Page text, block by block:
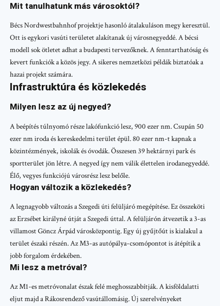
Mit tanulhatunk más városoktól?
Bécs Nordwestbahnhof projektje hasonló átalakuláson megy keresztül.
Ott is egykori vasúti területet alakítanak új városnegyeddé. A bécsi
modell sok ötletet adhat a budapesti tervezőknek. A fenntarthatóság és
kevert funkciók a közös jegy. A sikeres nemzetközi példák biztatóak a
hazai projekt számára.
Infrastruktúra és közlekedés
Milyen lesz az új negyed?
A beépítés túlnyomó része lakófunkció lesz, 900 ezer nm. Csupán 50
ezer nm iroda és kereskedelmi terület épül. 80 ezer nm-t kapnak a
közintézmények, iskolák és óvodák. Összesen 39 hektárnyi park és
sportterület jön létre. A negyed így nem válik élettelen irodanegyeddé.
Élő, vegyes funkciójú városrész lesz belőle.
Hogyan változik a közlekedés?
A legnagyobb változás a Szegedi úti felüljáró megépítése. Ez összeköti
az Erzsébet királyné útját a Szegedi úttal. A felüljárón átvezetik a 3-as
villamost Göncz Árpád városközpontig. Egy új gyűjtőút is kialakul a
terület északi részén. Az M3-as autópálya-csomópontot is átépítik a
jobb forgalom érdekében.
Mi lesz a metróval?
Az M1-es metróvonalat észak felé meghosszabbítják. A kisföldalatti
eljut majd a Rákosrendező vasútállomásig. Új szerelvényeket